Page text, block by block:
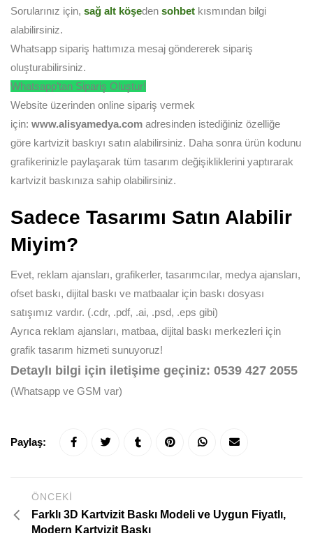
Sorularınız için, sağ alt köşeden sohbet kısmından bilgi
alabilirsiniz.
Whatsapp sipariş hattımıza mesaj göndererek sipariş
oluşturabilirsiniz.
Whatsapp’tan Sipariş Oluştur!
Website üzerinden online sipariş vermek
için: www.alisyamedya.com adresinden istediğiniz özelliğe
göre kartvizit baskıyı satın alabilirsiniz. Daha sonra ürün kodunu
grafikerinizle paylaşarak tüm tasarım değişikliklerini yaptırarak
kartvizit baskınıza sahip olabilirsiniz.
Sadece Tasarımı Satın Alabilir
Miyim?
Evet, reklam ajansları, grafikerler, tasarımcılar, medya ajansları,
ofset baskı, dijital baskı ve matbaalar için baskı dosyası
satışımız vardır. (.cdr, .pdf, .ai, .psd, .eps gibi)
Ayrıca reklam ajansları, matbaa, dijital baskı merkezleri için
grafik tasarım hizmeti sunuyoruz!
Detaylı bilgi için iletişime geçiniz: 0539 427 2055
(Whatsapp ve GSM var)
Paylaş:
ÖNCEKI
Farklı 3D Kartvizit Baskı Modeli ve Uygun Fiyatlı,
Modern Kartvizit Baskı